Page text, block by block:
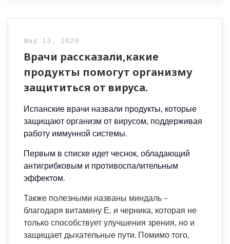
Мар 13, 2020
Врачи рассказали,какие
продукты помогут организму
защититься от вируса.
Испанские врачи назвали продукты, которые
защищают организм от вирусом, поддерживая
работу иммунной системы.
Первым в списке идет чеснок, обладающий
антигрибковым и противоспалительным
эффектом.
Также полезными названы миндаль –
благодаря витамину Е, и черника, которая не
только способствует улучшения зрения, но и
защищает дыхательные пути. Помимо того,